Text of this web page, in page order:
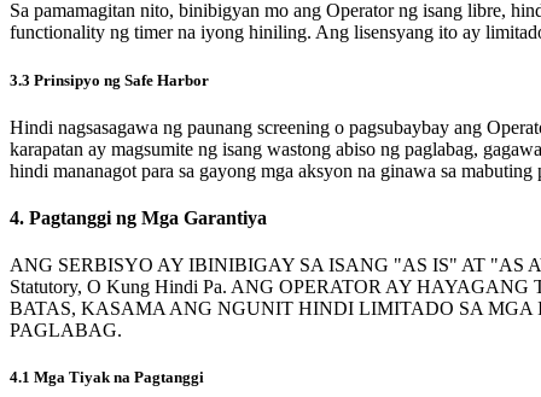
Sa pamamagitan nito, binibigyan mo ang Operator ng isang libre,
functionality ng timer na iyong hiniling. Ang lisensyang ito ay
3.3 Prinsipyo ng Safe Harbor
Hindi nagsasagawa ng paunang screening o pagsubaybay ang
karapatan ay magsumite ng isang wastong abiso ng paglabag,
hindi mananagot para sa gayong mga aksyon na ginawa sa mabuting
4. Pagtanggi ng Mga Garantiya
ANG SERBISYO AY IBINIBIGAY SA ISANG "AS IS" AT
Statutory, O Kung Hindi Pa. ANG OPERATOR AY
BATAS, KASAMA ANG NGUNIT HINDI LIMITADO SA
PAGLABAG.
4.1 Mga Tiyak na Pagtanggi